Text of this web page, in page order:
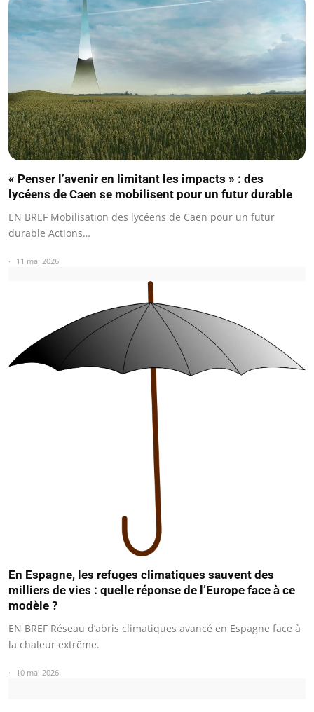
« Penser l’avenir en limitant les impacts » : des
lycéens de Caen se mobilisent pour un futur durable
EN BREF Mobilisation des lycéens de Caen pour un futur
durable Actions…
11 mai 2026
En Espagne, les refuges climatiques sauvent des
milliers de vies : quelle réponse de l’Europe face à ce
modèle ?
EN BREF Réseau d’abris climatiques avancé en Espagne face à
la chaleur extrême.
10 mai 2026